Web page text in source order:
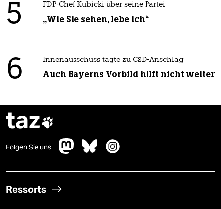
5 FDP-Chef Kubicki über seine Partei
„Wie Sie sehen, lebe ich“
6 Innenausschuss tagte zu CSD-Anschlag
Auch Bayerns Vorbild hilft nicht weiter
taz
Folgen Sie uns
Ressorts